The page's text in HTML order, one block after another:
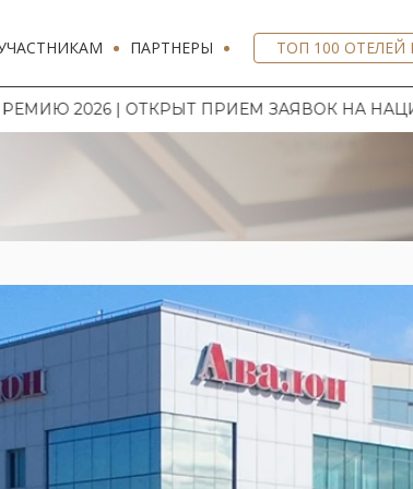
ПАРТНЕРЫ ТОП 100
ПРИЕМ ЗАЯВОК НА НАЦИОНАЛЬНУЮ